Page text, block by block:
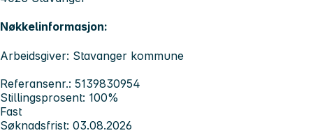
Nøkkelinformasjon:
Arbeidsgiver: Stavanger kommune
Referansenr.: 5139830954
Stillingsprosent: 100%
Fast
Søknadsfrist: 03.08.2026